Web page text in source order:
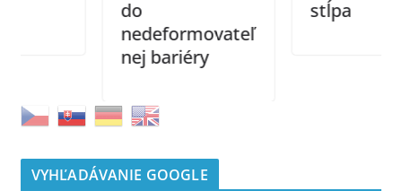
nedeformovateľ
nej bariéry
VYHĽADÁVANIE GOOGLE